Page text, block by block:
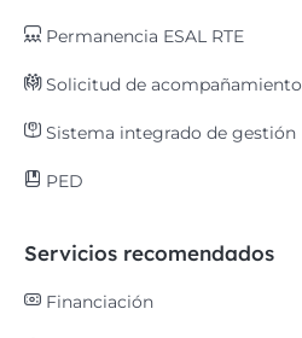
Permanencia ESAL RTE
Solicitud de acompañamiento
Sistema integrado de gestión
PED
Servicios recomendados
Financiación